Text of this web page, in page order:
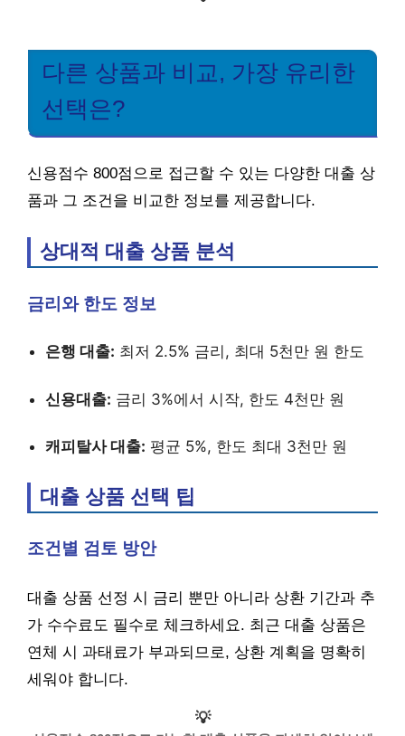
다른 상품과 비교, 가장 유리한
선택은?
신용점수 800점으로 접근할 수 있는 다양한 대출 상
품과 그 조건을 비교한 정보를 제공합니다.
상대적 대출 상품 분석
금리와 한도 정보
은행 대출: 최저 2.5% 금리, 최대 5천만 원 한도
신용대출: 금리 3%에서 시작, 한도 4천만 원
캐피탈사 대출: 평균 5%, 한도 최대 3천만 원
대출 상품 선택 팁
조건별 검토 방안
대출 상품 선정 시 금리 뿐만 아니라 상환 기간과 추
가 수수료도 필수로 체크하세요. 최근 대출 상품은
연체 시 과태료가 부과되므로, 상환 계획을 명확히
세워야 합니다.
💡